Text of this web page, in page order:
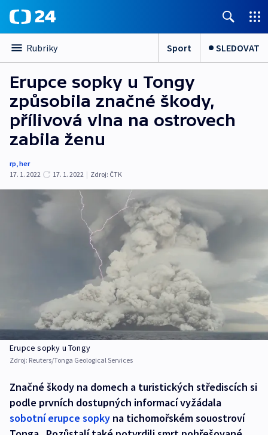
Rubriky Sport SLEDOVAT
Erupce sopky u Tongy
způsobila značné škody,
přílivová vlna na ostrovech
zabila ženu
rp,her
17. 1. 2022
17. 1. 2022 | Zdroj: ČTK
Erupce sopky u Tongy
Zdroj: Reuters/Tonga Geological Services
Značné škody na domech a turistických střediscích si
podle prvních dostupných informací vyžádala
sobotní erupce sopky na tichomořském souostroví